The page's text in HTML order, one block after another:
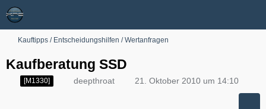
Kauftipps / Entscheidungshilfen / Wertanfragen
Kaufberatung SSD
[M1330] deepthroat 21. Oktober 2010 um 14:10